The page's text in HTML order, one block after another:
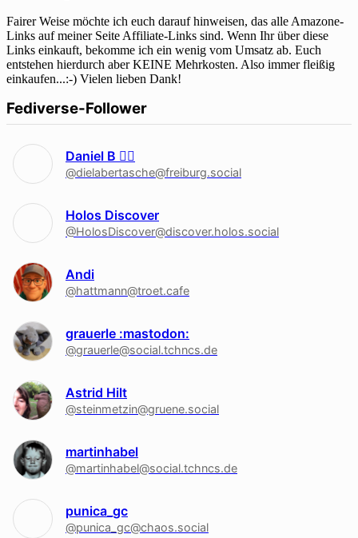
Fairer Weise möchte ich euch darauf hinweisen, das alle Amazone-
Links auf meiner Seite Affiliate-Links sind. Wenn Ihr über diese
Links einkauft, bekomme ich ein wenig vom Umsatz ab. Euch
entstehen hierdurch aber KEINE Mehrkosten. Also immer fleißig
einkaufen...:-) Vielen lieben Dank!
Fediverse-Follower
Daniel B 🏳‍🌈
@dielabertasche@freiburg.social
Holos Discover
@HolosDiscover@discover.holos.social
Andi
@hattmann@troet.cafe
grauerle :mastodon:
@grauerle@social.tchncs.de
Astrid Hilt
@steinmetzin@gruene.social
martinhabel
@martinhabel@social.tchncs.de
punica_gc
@punica_gc@chaos.social